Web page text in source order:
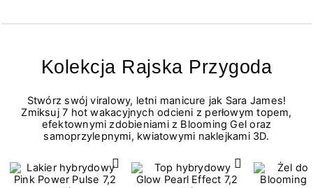
Kolekcja Rajska Przygoda
Stwórz swój viralowy, letni manicure jak Sara James!
Zmiksuj 7 hot wakacyjnych odcieni z perłowym topem,
efektownymi zdobieniami z Blooming Gel oraz
samoprzylepnymi, kwiatowymi naklejkami 3D.